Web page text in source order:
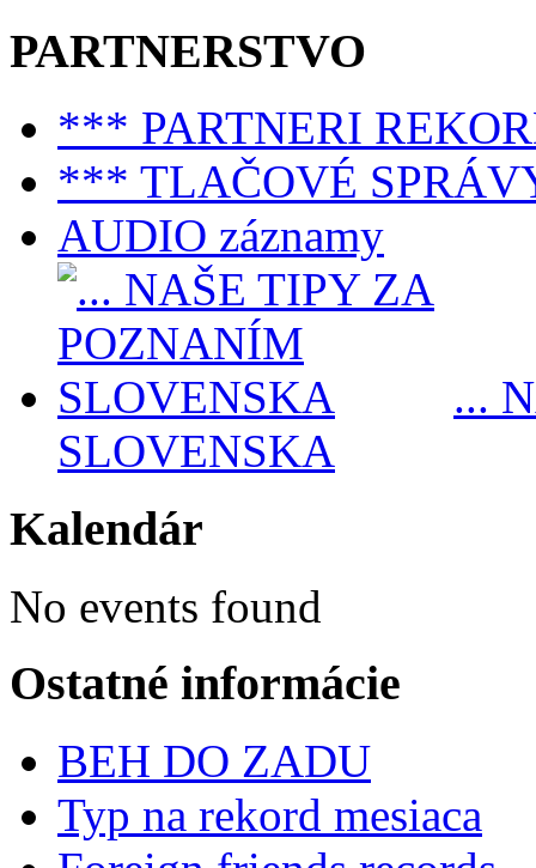
PARTNERSTVO
*** PARTNERI
*** TLAČOVÉ
AUDIO záznamy
...
SLOVENSKA
Kalendár
No events found
Ostatné informácie
BEH DO ZADU
Typ na rekord mesiaca